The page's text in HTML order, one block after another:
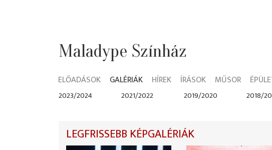
Maladype Színház
ELŐADÁSOK GALÉRIÁK HÍREK ÍRÁSOK MŰSOR
2023/2024 2021/2022 2019/2020 2018/
LEGFRISSEBB KÉPGALÉRIÁK